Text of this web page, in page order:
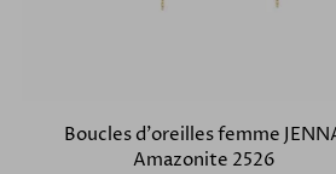
Boucles d'oreilles femme
Amazonite 2526